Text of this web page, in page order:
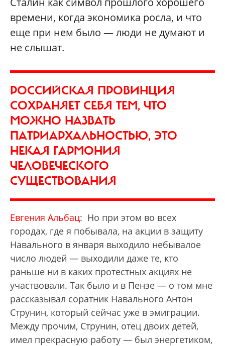
времени, когда экономика росла, и что
еще при нем было — люди не думают и
не слышат.
РОССИЙСКАЯ ПРОВИНЦИЯ
СОХРАНЯЕТ СЕБЯ ТЕМ, ЧТО
МОЖНО НАЗВАТЬ
ПАТРИАРХАЛЬНОСТЬЮ, ЭТО
НЕКАЯ ГАРМОНИЯ
ЧЕЛОВЕЧЕСКОГО
СУЩЕСТВОВАНИЯ
Евгения Альбац: Но при этом во всех
городах, где я побывала, на акции в защиту
Навального в января выходило небывалое
число людей — выходили даже те, кто
раньше ни в каких протестных акциях не
участвовали. Так было и в Пензе — о том мне
рассказывал соратник Навального Антон
Струнин, который сейчас уже в эмиграции.
Между прочим, Струнин, отец двоих детей,
имел прекрасную работу — был энергетиком,